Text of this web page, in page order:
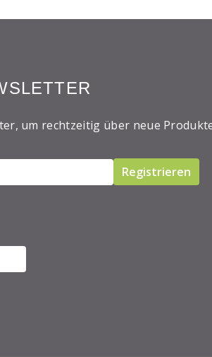
um rechtzeitig über neue
Registrieren